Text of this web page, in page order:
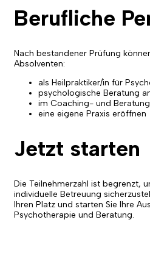
Berufliche
Nach bestandener Prüfung
Absolventen:
als Heilpraktiker/in für
psychologische Beratung
im Coaching- und
eine eigene Praxis eröffnen
Jetzt starten
Die Teilnehmerzahl ist begrenzt,
individuelle Betreuung
Ihren Platz und starten Sie Ihre
Psychotherapie und Beratung.